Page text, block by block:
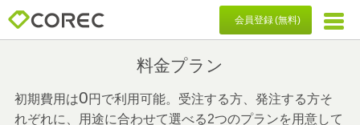
会員登録 (無料)
料金プラン
初期費用は0 円で利用可能。受注する方、発注する方そ
れぞれに、
用途に合わせて選べる2つのプランを用意して